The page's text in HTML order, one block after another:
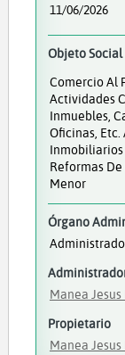
11/06/2026
Objeto Social
Comercio Al
Actividades
Inmuebles,
Oficinas,
Inmobiliarios
Reformas
Menor
Órgano
Manea
Propietario
Manea